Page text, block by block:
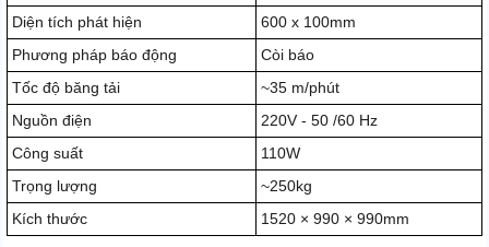
Diện tích phát hiện
600 x 100mm
Phương pháp báo động
Còi báo
Tốc độ băng tải
~35 m/phút
Nguồn điện
220V - 50 /60 Hz
Công suất
110W
Trọng lượng
~250kg
Kích thước
1520 × 990 × 990mm